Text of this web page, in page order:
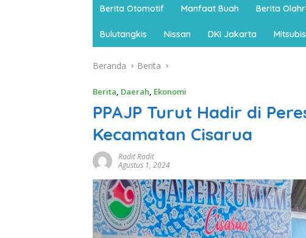
Berita Otomotif Manfaat Buah Berita
Bulutangkis Nissan DKI Jakarta
Beranda Berita
Berita, Daerah, Ekonomi
PPAJP Turut Hadir di
Kecamatan Cisarua
Radit Radit
Agustus 1, 2024